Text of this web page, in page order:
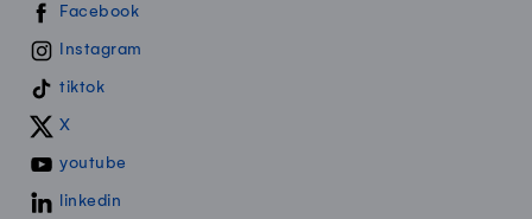
Swissmilk sur les réseaux sociaux
Facebook
Instagram
tiktok
X
youtube
linkedin